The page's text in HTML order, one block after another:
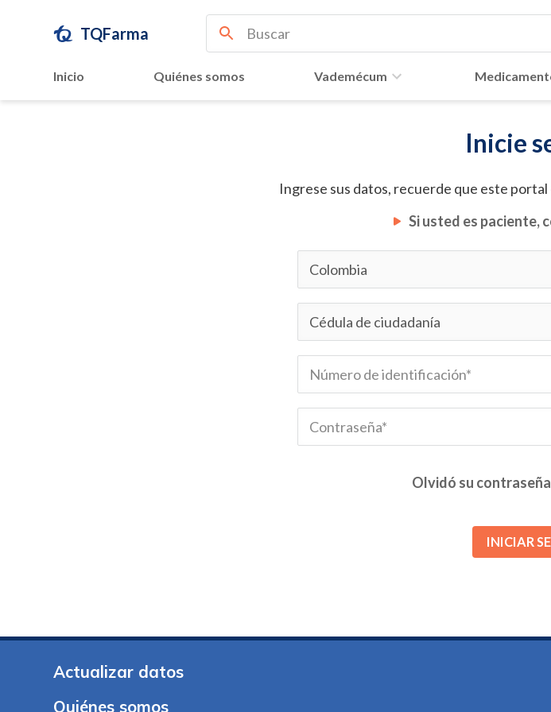
TQFarma
Inicio Quiénes somos Vademécum
Inicie
Ingrese sus datos, recuerde que este
Si usted es paciente,
Olvidó su contraseña
INICIAR
Actualizar datos
Quiénes somos